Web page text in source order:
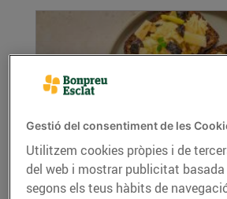
Remenat d’alls tendres amb
ceba
Gestió del consentiment de les
Utilitzem cookies pròpies i de
del web i mostrar publicitat basada
segons els teus hàbits de